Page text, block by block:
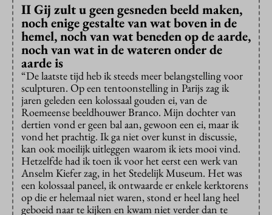
II Gij zult u geen gesneden beeld maken,
noch enige gestalte van wat boven in de
hemel, noch van wat beneden op de aarde,
noch van wat in de wateren onder de
aarde is
“De laatste tijd heb ik steeds meer belangstelling voor
sculpturen. Op een tentoonstelling in Parijs zag ik
jaren geleden een kolossaal gouden ei, van de
Roemeense beeldhouwer Branco. Mijn dochter van
dertien vond er geen bal aan, gewoon een ei, maar ik
vond het prachtig. Ik ga niet over kunst in discussie,
kan ook moeilijk uitleggen waarom ik iets mooi vind.
Hetzelfde had ik toen ik voor het eerst een werk van
Anselm Kiefer zag, in het Stedelijk Museum. Het was
een kolossaal paneel, ik ontwaarde er enkele kerktorens
op die er helemaal niet waren, stond er heel lang heel
geboeid naar te kijken en kwam niet verder dan te